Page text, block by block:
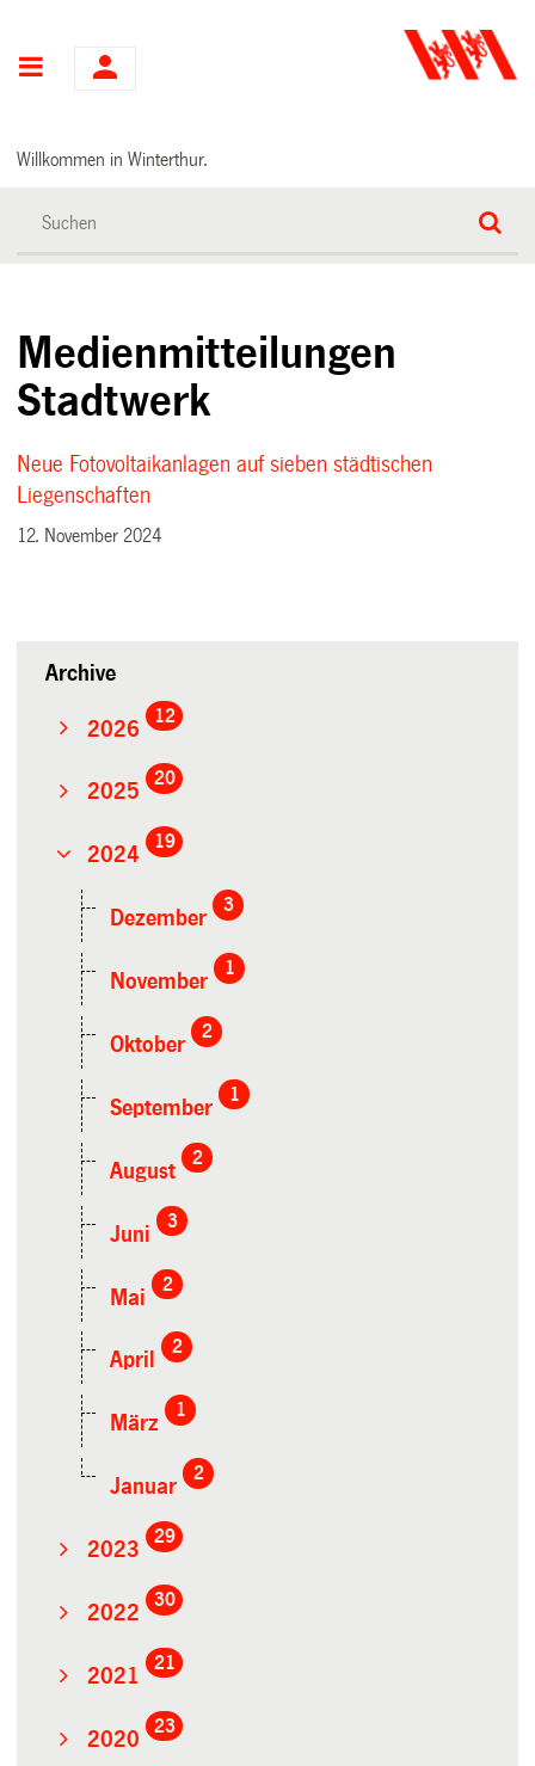
Hauptnavigation
Willkommen in Winterthur.
Medienmitteilungen
Stadtwerk
Neue Fotovoltaikanlagen auf sieben städtischen
Liegenschaften
12. November 2024
Archive
2026
12
2025
20
2024
19
Dezember
3
November
1
Oktober
2
September
1
August
2
Juni
3
Mai
2
April
2
März
1
Januar
2
2023
29
2022
30
2021
21
2020
23